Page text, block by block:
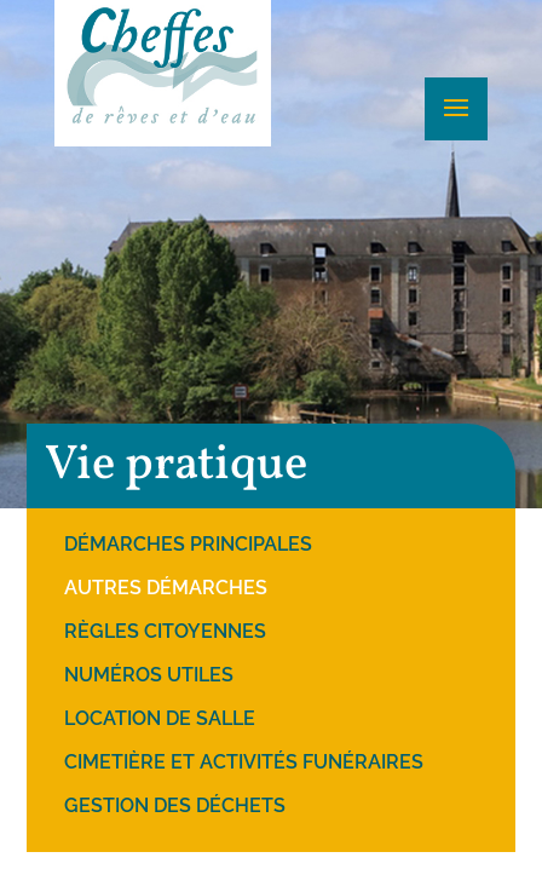
Vie pratique
DÉMARCHES PRINCIPALES
AUTRES DÉMARCHES
RÈGLES CITOYENNES
NUMÉROS UTILES
LOCATION DE SALLE
CIMETIÈRE ET ACTIVITÉS FUNÉRAIRES
GESTION DES DÉCHETS